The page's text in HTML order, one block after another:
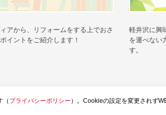
アから、リフォームをする上でおさ
イントをご紹介します！
軽井沢に興
を運べない
す。
（ プライバシーポリシー ）。Cookieの設定を変更されず